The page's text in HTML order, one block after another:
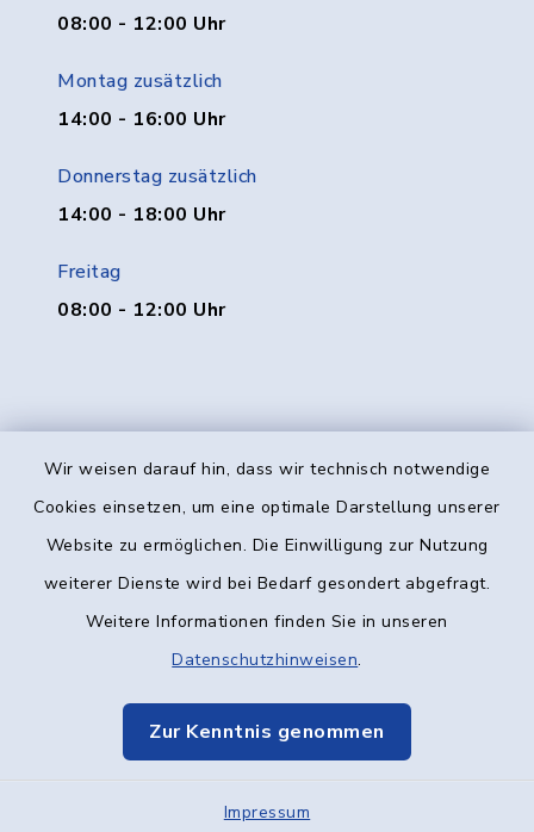
Wir weisen darauf hin, dass wir technisch notwendige
Cookies einsetzen, um eine optimale Darstellung unserer
Website zu ermöglichen. Die Einwilligung zur Nutzung
weiterer Dienste wird bei Bedarf gesondert abgefragt.
Weitere Informationen finden Sie in unseren
Datenschutzhinweisen.
Zur Kenntnis genommen
Impressum
08:00 - 12:00 Uhr
Montag zusätzlich
14:00 - 16:00 Uhr
Donnerstag zusätzlich
14:00 - 18:00 Uhr
Freitag
08:00 - 12:00 Uhr
Kontakt
Datenschutz
Elektronische Kommunikation
Sitemap